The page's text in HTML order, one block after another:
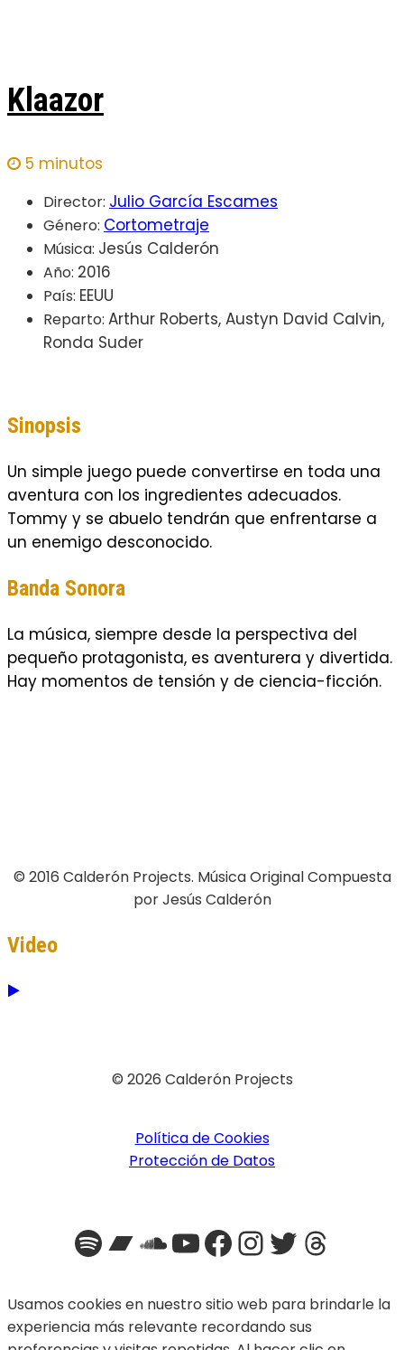
Klaazor
5 minutos
Director: Julio García Escames
Género: Cortometraje
Música: Jesús Calderón
Año: 2016
País: EEUU
Reparto: Arthur Roberts, Austyn David Calvin,
Ronda Suder
Sinopsis
Un simple juego puede convertirse en toda una
aventura con los ingredientes adecuados.
Tommy y se abuelo tendrán que enfrentarse a
un enemigo desconocido.
Banda Sonora
La música, siempre desde la perspectiva del
pequeño protagonista, es aventurera y divertida.
Hay momentos de tensión y de ciencia-ficción.
© 2016 Calderón Projects. Música Original Compuesta
por Jesús Calderón
Video
© 2026 Calderón Projects
Política de Cookies
Protección de Datos
Spotify
Bandcamp
SoundCloud
YouTube
Facebook
Instagram
Twitter
Usamos cookies en nuestro sitio web para brindarle la
experiencia más relevante recordando sus